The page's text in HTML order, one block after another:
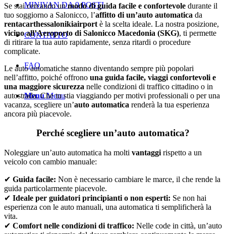
MINIVAN DA 9 POSTI
CONTATTO
FAQ
Menu Menu
Se stai cercando unmodo di guida facile e confortevole durante il
tuo soggiorno a Salonicco, l’affitto di un’auto automatica da
rentacarthessalonikiairport è la scelta ideale. La nostra posizione,
vicino all’Aeroporto di Salonicco Macedonia (SKG), ti permette
di ritirare la tua auto rapidamente, senza ritardi o procedure
complicate.
Le auto automatiche stanno diventando sempre più popolari
nell’affitto, poiché offrono una guida facile, viaggi confortevoli e
una maggiore sicurezza nelle condizioni di traffico cittadino o in
autostrada. Che tu stia viaggiando per motivi professionali o per una
vacanza, scegliere un’auto automatica renderà la tua esperienza
ancora più piacevole.
Perché scegliere un’auto automatica?
Noleggiare un’auto automatica ha molti vantaggi rispetto a un
veicolo con cambio manuale:
✔ Guida facile: Non è necessario cambiare le marce, il che rende la
guida particolarmente piacevole.
✔ Ideale per guidatori principianti o non esperti: Se non hai
esperienza con le auto manuali, una automatica ti semplificherà la
vita.
✔ Comfort nelle condizioni di traffico: Nelle code in città, un’auto